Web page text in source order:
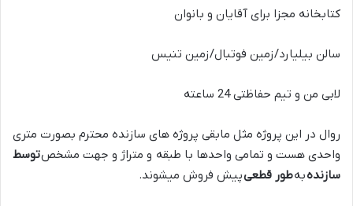
کتابخانه مجزا برای آقایان و بانوان
سالن بیلیارد/زمین فوتبال/زمین تنیس
لابی من و تیم حفاظتی24 ساعته
روال در این پروژه مثل مابقی پروژه های سازنده محترم بصورت متری
واحدی هست و تمامی واحدها با طبقه و متراژ و جهت مشخصتوسط
سازندهبهطور قطعیپیش فروش میشوند.